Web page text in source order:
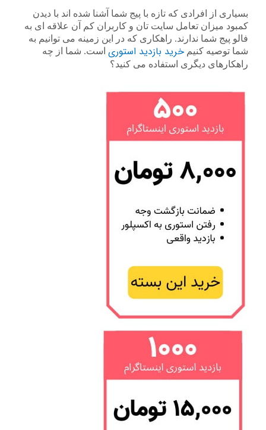
بسیاری از افرادی که تازه با پیج شما آشنا شده اند با دیدن
کمبود میزان تعامل سایت تان و کاربران کم آن علاقه ای به
فالو پیج شما ندارند. راهکاری که در این زمینه می توانیم به
شما توصیه کنیم خرید بازدید استوری است. شما از چه
راهکارهای دیگری استفاده می کنید؟